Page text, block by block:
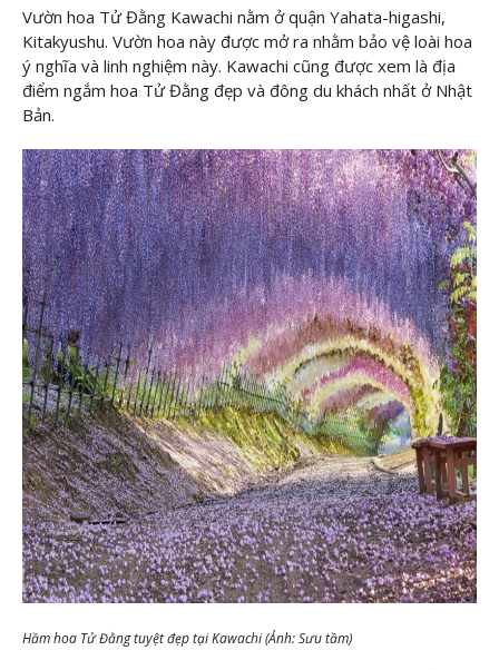
Vườn hoa Tử Đằng Kawachi nằm ở quận Yahata-higashi,
Kitakyushu. Vườn hoa này được mở ra nhằm bảo vệ loài hoa
ý nghĩa và linh nghiệm này. Kawachi cũng được xem là địa
điểm ngắm hoa Tử Đằng đẹp và đông du khách nhất ở Nhật
Bản.
Hầm hoa Tử Đằng tuyệt đẹp tại Kawachi (Ảnh: Sưu tầm)